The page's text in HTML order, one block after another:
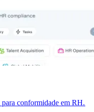
conformidade em RH.​​